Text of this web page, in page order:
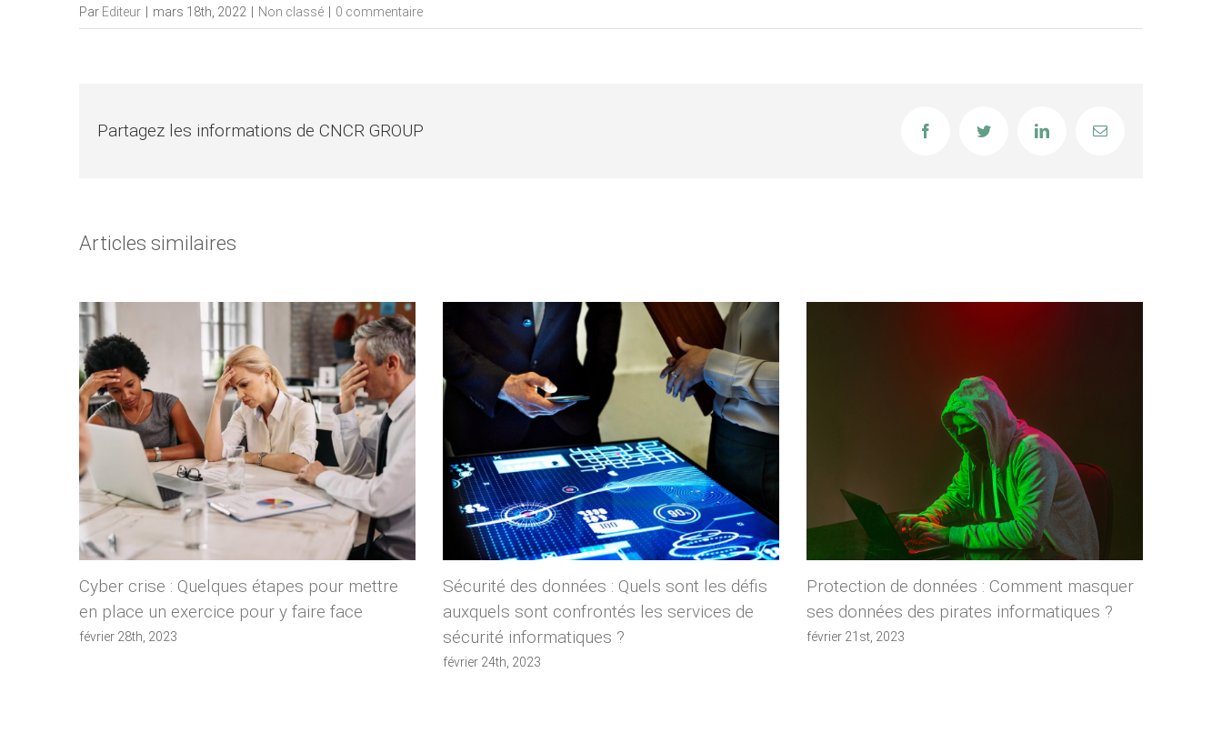
Par Editeur mars 18th, 2022 Non classé 0 commentaire
Partagez les informations de CNCR GROUP FacebookTwitter LinkedIn Email
Articles similaires
Cyber crise : Quelques étapes pour mettre
en place un exercice pour y faire face
février 28th, 2023
Sécurité des données : Quels sont les défis
auxquels sont confrontés les services de
sécurité informatiques ?
février 24th, 2023
Protection de données : Comment masquer
ses données des pirates informatiques ?
février 21st, 2023